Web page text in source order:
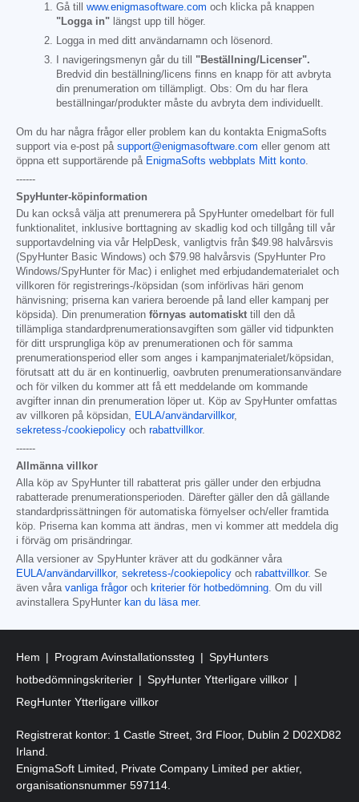
Gå till www.enigmasoftware.com och klicka på knappen
"Logga in" längst upp till höger.
Logga in med ditt användarnamn och lösenord.
I navigeringsmenyn går du till "Beställning/Licenser".
Bredvid din beställning/licens finns en knapp för att avbryta
din prenumeration om tillämpligt. Obs: Om du har flera
beställningar/produkter måste du avbryta dem individuellt.
Om du har några frågor eller problem kan du kontakta EnigmaSofts
support via e-post på support@enigmasoftware.com eller genom att
öppna ett supportärende på EnigmaSofts webbplats Mitt konto.
------
SpyHunter-köpinformation
Du kan också välja att prenumerera på SpyHunter omedelbart för full
funktionalitet, inklusive borttagning av skadlig kod och tillgång till vår
supportavdelning via vår HelpDesk, vanligtvis från $49.98 halvårsvis
(SpyHunter Basic Windows) och $79.98 halvårsvis (SpyHunter Pro
Windows/SpyHunter för Mac) i enlighet med erbjudandematerialet och
villkoren för registrerings-/köpsidan (som införlivas häri genom
hänvisning; priserna kan variera beroende på land eller kampanj per
köpsida). Din prenumeration förnyas automatiskt till den då
tillämpliga standardprenumerationsavgiften som gäller vid tidpunkten
för ditt ursprungliga köp av prenumerationen och för samma
prenumerationsperiod eller som anges i kampanjmaterialet/köpsidan,
förutsatt att du är en kontinuerlig, oavbruten prenumerationsanvändare
och för vilken du kommer att få ett meddelande om kommande
avgifter innan din prenumeration löper ut. Köp av SpyHunter omfattas
av villkoren på köpsidan, EULA/användarvillkor,
sekretess-/cookiepolicy och rabattvillkor.
------
Allmänna villkor
Alla köp av SpyHunter till rabatterat pris gäller under den erbjudna
rabatterade prenumerationsperioden. Därefter gäller den då gällande
standardprissättningen för automatiska förnyelser och/eller framtida
köp. Priserna kan komma att ändras, men vi kommer att meddela dig
i förväg om prisändringar.
Alla versioner av SpyHunter kräver att du godkänner våra
EULA/användarvillkor, sekretess-/cookiepolicy och rabattvillkor. Se
även våra vanliga frågoroch kriterier för hotbedömning. Om du vill
avinstallera SpyHunter kan du läsa mer.
Hem Program Avinstallationssteg
SpyHunters
hotbedömningskriterier
SpyHunter Ytterligare villkor
RegHunter Ytterligare villkor
Registrerat kontor: 1 Castle Street, 3rd Floor, Dublin 2 D02XD82
Irland.
EnigmaSoft Limited, Private Company Limited per aktier,
organisationsnummer 597114.